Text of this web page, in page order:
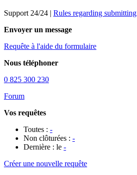
Support 24/24 | Rules regarding submitting
Envoyer un message
Requête à l'aide du formulaire
Nous téléphoner
0 825 300 230
Forum
Vos requêtes
Toutes : -
Non clôturées : -
Dernière : le -
Créer une nouvelle requête